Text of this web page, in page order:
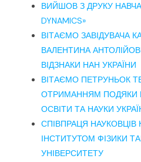
ВИЙШОВ З ДРУКУ
DYNAMICS»
ВІТАЄМО ЗАВІДУВАЧА
ВАЛЕНТИНА
ВІДЗНАКИ НАН УКРАЇНИ
ВІТАЄМО ПЕТРУНЬОК
ОТРИМАННЯМ ПОДЯКИ
ОСВІТИ ТА НАУКИ
СПІВПРАЦЯ НАУКОВЦІВ
ІНСТИТУТОМ ФІЗИКИ
УНІВЕРСИТЕТУ